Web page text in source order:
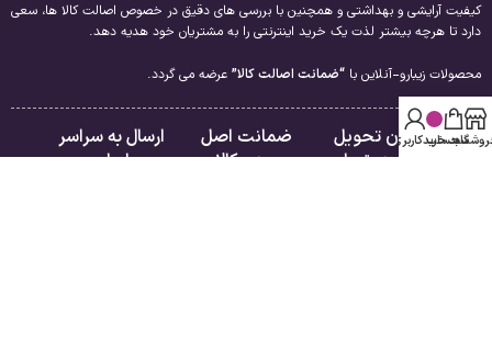
کیفیت آرایشی و بهداشتی و همچنین با بررسی های دقیق در خصوص اصالت کالا ها، سعی
دارد تا هرچه بیشتر لذت یک خرید اینترنتی را به مشتریان خود هدیه دهد.
محصولات زیبارو-آنلاین با “ضمانت اصالت کالا” عرضه می گردد.
امکان تحویل
فوری در تهران
ضمانت اصل
بودن کالا
ارسال به سراسر
ایران
سبد خرید
حساب کاربری من